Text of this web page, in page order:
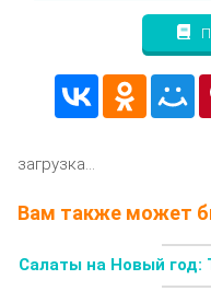
загрузка...
Вам также может
Салаты на Новый год: